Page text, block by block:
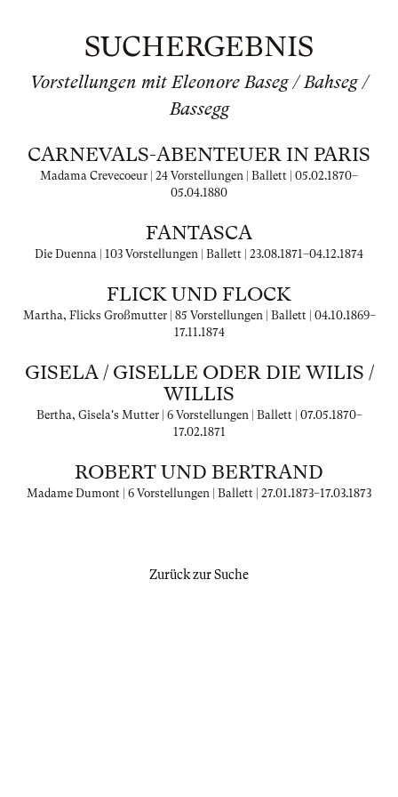
SUCHERGEBNIS
Vorstellungen mit Eleonore Baseg / Bahseg /
Bassegg
CARNEVALS-ABENTEUER IN PARIS
Madama Crevecoeur | 24 Vorstellungen | Ballett | 05.02.1870–
05.04.1880
FANTASCA
Die Duenna | 103 Vorstellungen | Ballett | 23.08.1871–04.12.1874
FLICK UND FLOCK
Martha, Flicks Großmutter | 85 Vorstellungen | Ballett | 04.10.1869–
17.11.1874
GISELA / GISELLE ODER DIE WILIS /
WILLIS
Bertha, Gisela's Mutter | 6 Vorstellungen | Ballett | 07.05.1870–
17.02.1871
ROBERT UND BERTRAND
Madame Dumont | 6 Vorstellungen | Ballett | 27.01.1873–17.03.1873
Zurück zur Suche